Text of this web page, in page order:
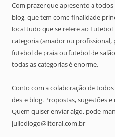
Com prazer que apresento a
blog, que tem como finalidade
local tudo que se refere ao
categoria (amador ou profissional,
futebol de praia ou futebol de
todas as categorias é enorme.
Conto com a colaboração de
deste blog. Propostas, sugestões
Quem quiser enviar algo, pode
juliodiogo@litoral.com.br